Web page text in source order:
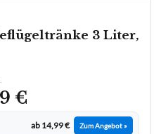
3 Liter,
€
ab 14,99 € Zum Angebot »